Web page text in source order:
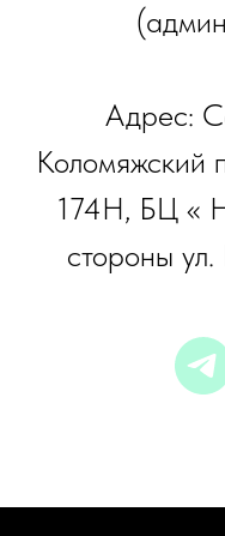
Адрес:
Коломяжский
174Н, БЦ «
стороны